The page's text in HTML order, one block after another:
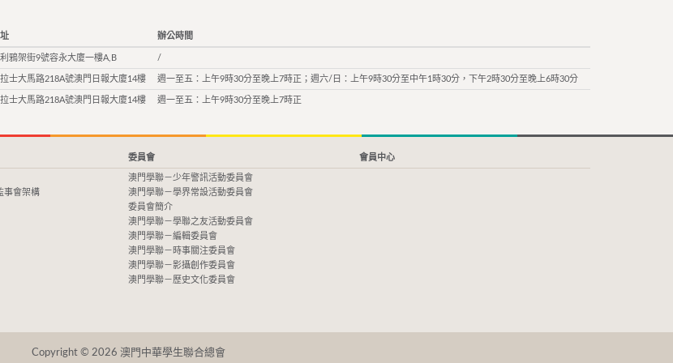
辦公時間
鴉架街9號容永大廈一樓A,B /
士大馬路218A號澳門日報大廈14樓 週一至五：上午9時30分至晚上7時正；週六/日：上午9時30分至中午1時30分，下午2時30分至晚上6時30分
士大馬路218A號澳門日報大廈14樓 週一至五：上午9時30分至晚上7時正
事會架構
委員會
澳門學聯－少年警訊活動委員會
澳門學聯－學界常設活動委員會
委員會簡介
澳門學聯－學聯之友活動委員會
澳門學聯－編輯委員會
澳門學聯－時事關注委員會
澳門學聯－影攝創作委員會
澳門學聯－歷史文化委員會
會員中心
Copyright © 2026 澳門中華學生聯合總會